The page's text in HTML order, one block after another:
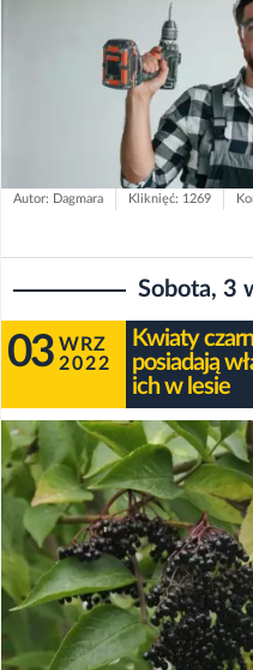
Autor: Dagmara Kliknięć: 1269
Sobota, 3
03 WRZ
2022
Kwiaty
posiadają
ich w lesie